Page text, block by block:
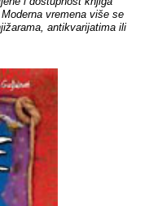
vremena više se
antikvarijatima ili